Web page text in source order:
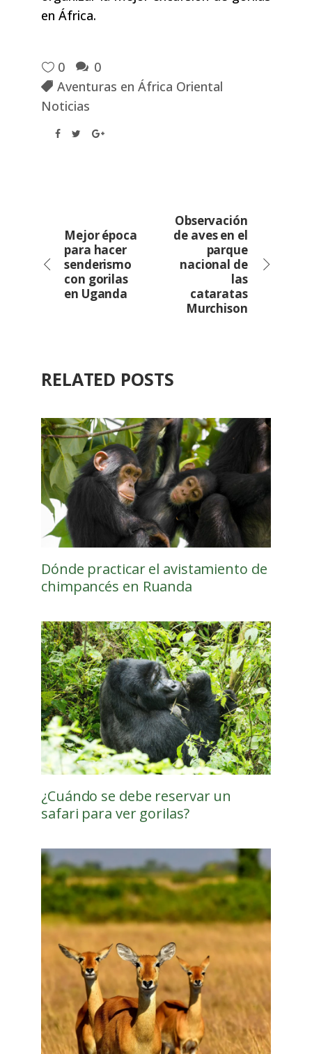
en África.
0
0
Aventuras en África Oriental
Noticias
Mejor época
para hacer
senderismo
con gorilas
en Uganda
Observación
de aves en el
parque
nacional de
las
cataratas
Murchison
RELATED POSTS
Dónde practicar el avistamiento de
chimpancés en Ruanda
¿Cuándo se debe reservar un
safari para ver gorilas?